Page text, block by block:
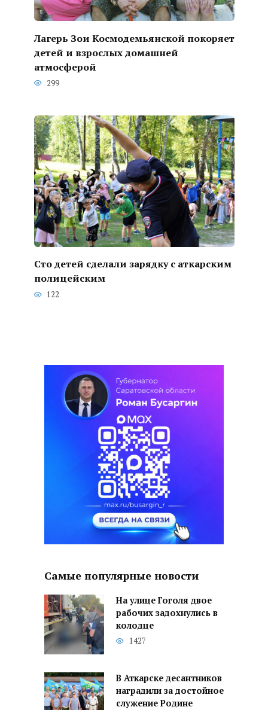
Лагерь Зои Космодемьянской покоряет
детей и взрослых домашней
атмосферой
299
Сто детей сделали зарядку с аткарским
полицейским
122
Самые популярные новости
На улице Гоголя двое
рабочих задохнулись в
колодце
1427
В Аткарске десантников
наградили за достойное
служение Родине